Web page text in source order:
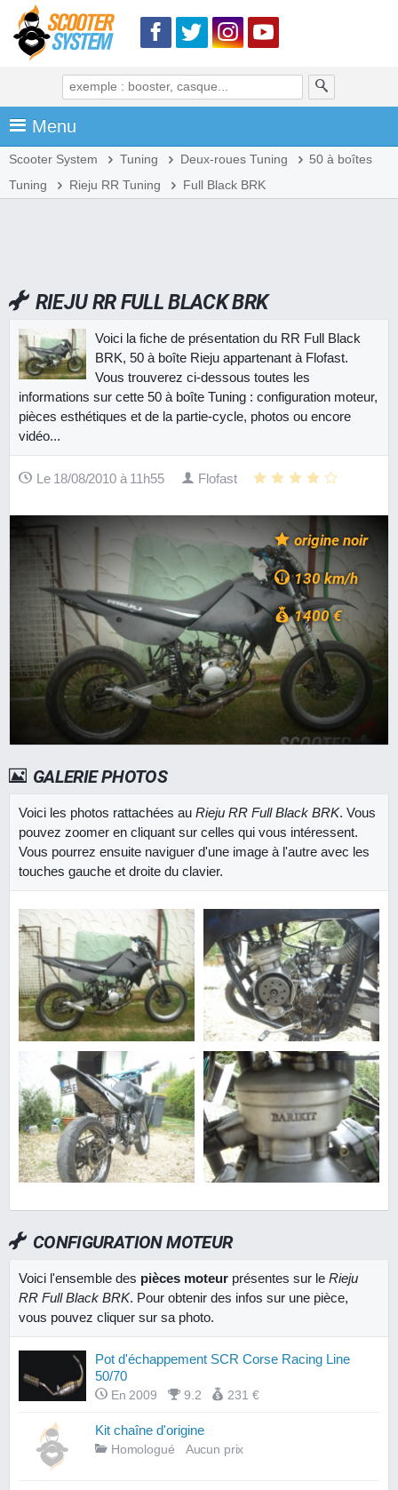
Menu
Scooter System Tuning Deux-roues Tuning
50 à boîtes
Tuning
Rieju RR Tuning Full Black BRK
RIEJU RR FULL BLACK BRK
Voici la fiche de présentation du RR Full Black
BRK, 50 à boîte Rieju appartenant à Flofast.
Vous trouverez ci-dessous toutes les
informations sur cette 50 à boîte Tuning : configuration moteur,
pièces esthétiques et de la partie-cycle, photos ou encore
vidéo...
Le 18/08/2010 à 11h55 Flofast
origine noir
130 km/h
1400 €
GALERIE PHOTOS
Voici les photos rattachées au Rieju RR Full Black BRK. Vous
pouvez zoomer en cliquant sur celles qui vous intéressent.
Vous pourrez ensuite naviguer d'une image à l'autre avec les
touches gauche et droite du clavier.
CONFIGURATION MOTEUR
Voici l'ensemble des pièces moteur présentes sur le Rieju
RR Full Black BRK. Pour obtenir des infos sur une pièce,
vous pouvez cliquer sur sa photo.
Pot d'échappement SCR Corse Racing Line
50/70
En 2009 9.2 231 €
Kit chaîne d'origine
Homologué Aucun prix